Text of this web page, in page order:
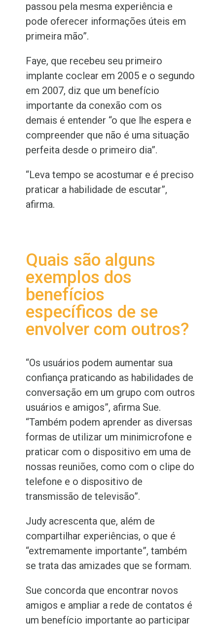
passou pela mesma experiência e
pode oferecer informações úteis em
primeira mão”.
Faye, que recebeu seu primeiro
implante coclear em 2005 e o segundo
em 2007, diz que um benefício
importante da conexão com os
demais é entender “o que lhe espera e
compreender que não é uma situação
perfeita desde o primeiro dia”.
“Leva tempo se acostumar e é preciso
praticar a habilidade de escutar”,
afirma.
Quais são alguns
exemplos dos
benefícios
específicos de se
envolver com outros?
“Os usuários podem aumentar sua
confiança praticando as habilidades de
conversação em um grupo com outros
usuários e amigos”, afirma Sue.
“Também podem aprender as diversas
formas de utilizar um minimicrofone e
praticar com o dispositivo em uma de
nossas reuniões, como com o clipe do
telefone e o dispositivo de
transmissão de televisão”.
Judy acrescenta que, além de
compartilhar experiências, o que é
“extremamente importante”, também
se trata das amizades que se formam.
Sue concorda que encontrar novos
amigos e ampliar a rede de contatos é
um benefício importante ao participar